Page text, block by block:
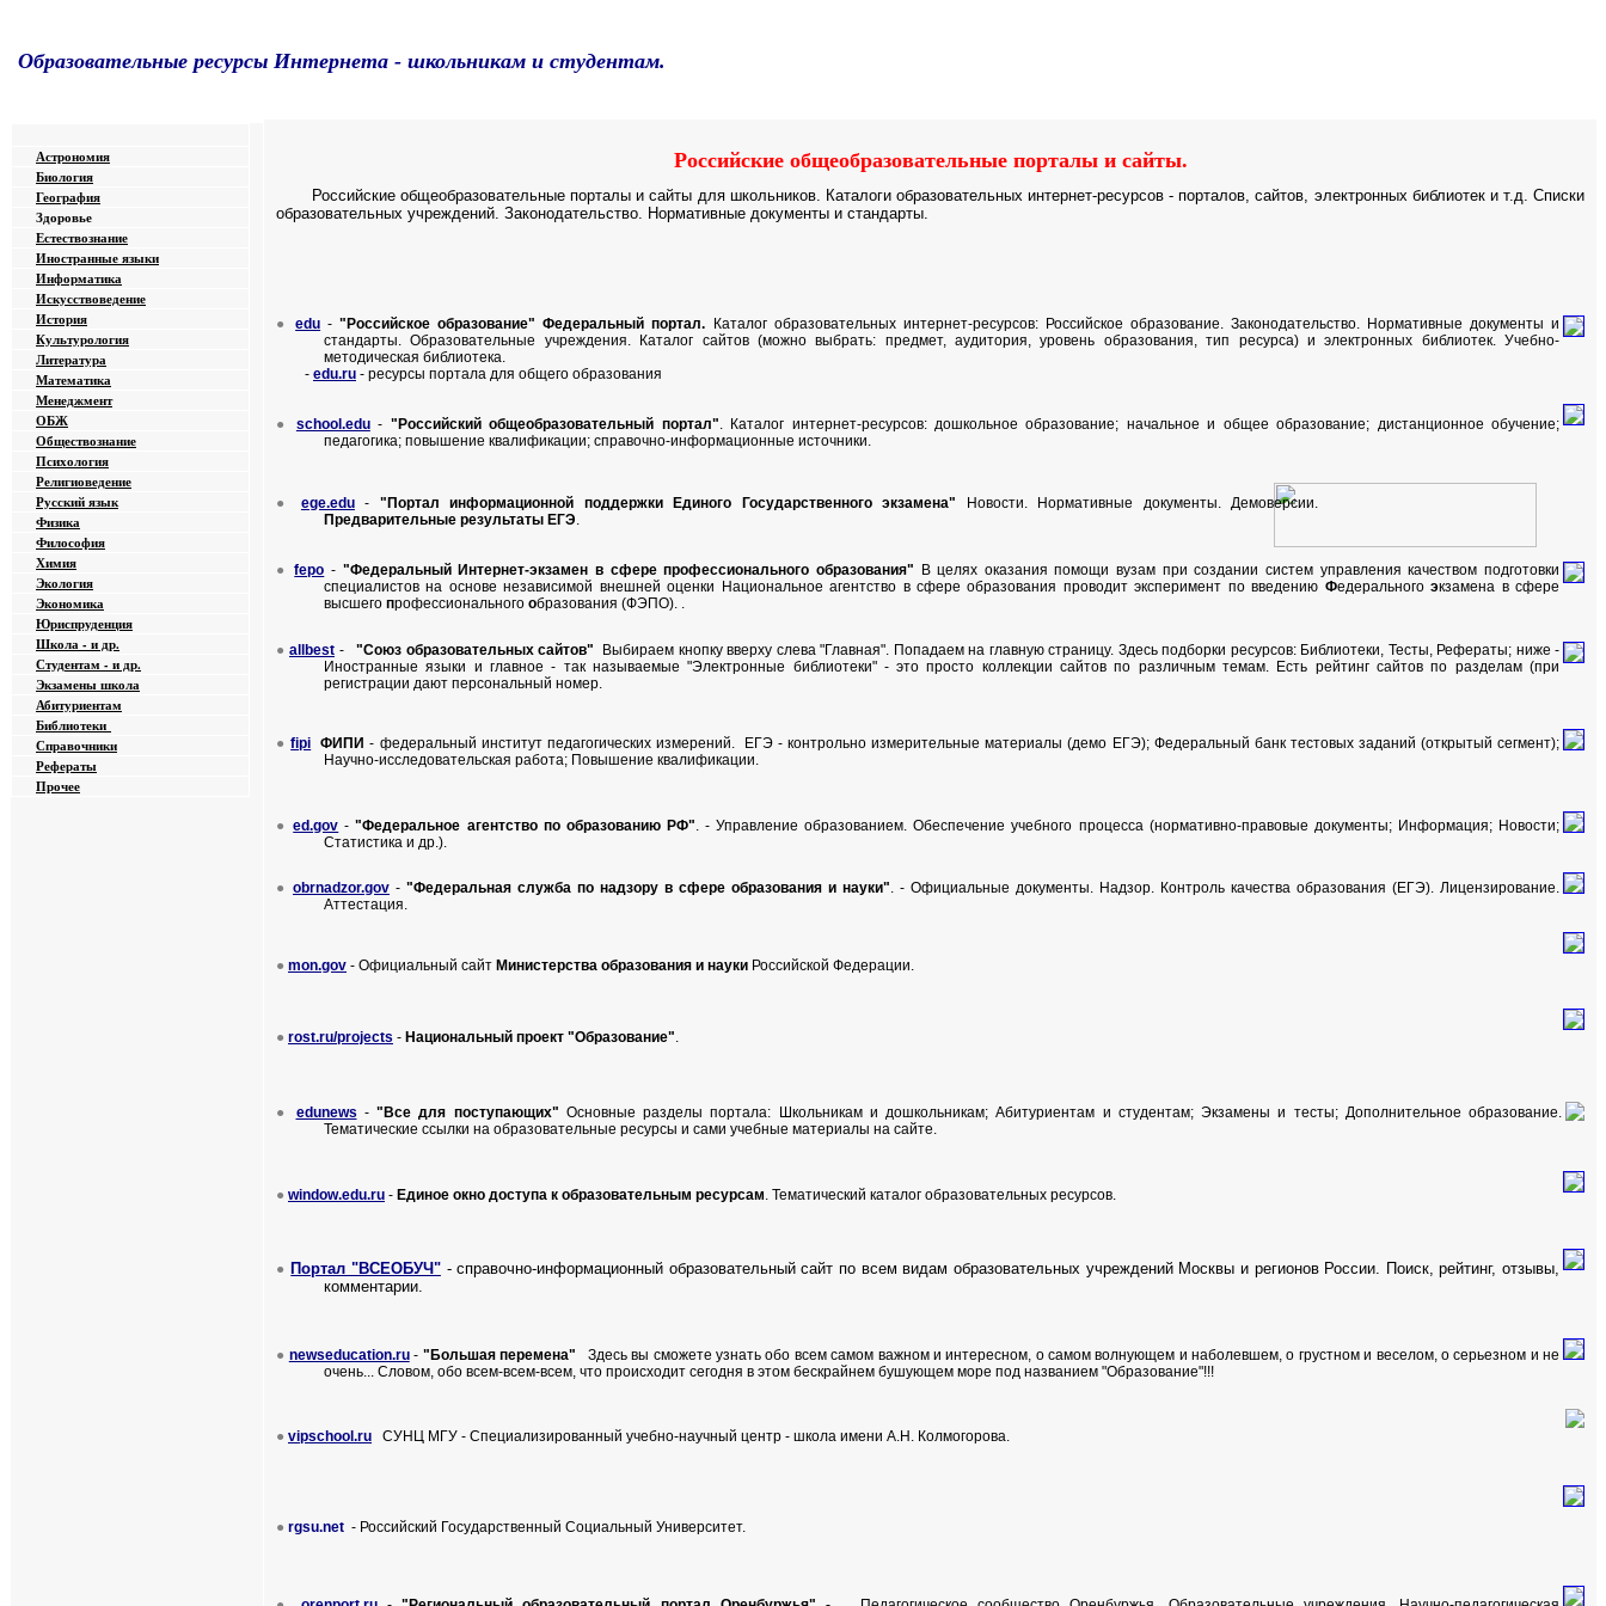
Образовательные ресурсы Интернета - школьникам и студентам.
Российские общеобразовательные порталы и сайты.
Российские общеобразовательные порталы и сайты для школьников. Каталоги образовательных интернет-ресурсов - порталов, сайтов, электронных библиотек и т.д. Списки
образовательных учреждений. Законодательство. Нормативные документы и стандарты.
● edu -"Российское образование" Федеральный портал. Каталог образовательных интернет-ресурсов: Российское образование. Законодательство. Нормативные документы и
стандарты. Образовательные учреждения. Каталог сайтов (можно выбрать: предмет, аудитория, уровень образования, тип ресурса) и электронных библиотек. Учебно-
методическая библиотека.
- edu.ru - ресурсы портала для общего образования
● school.edu- "Российский общеобразовательный портал". Каталог интернет-ресурсов: дошкольное образование; начальное и общее образование; дистанционное обучение;
педагогика; повышение квалификации; справочно-информационные источники.
● ege.edu- "Портал информационной поддержки Единого Государственного экзамена" Новости. Нормативные документы. Демоверсии.
Предварительные результаты ЕГЭ.
●fepo - "Федеральный Интернет-экзамен в сфере профессионального образования" В целях оказания помощи вузам при создании систем управления качеством подготовки
специалистов на основе независимой внешней оценки Национальное агентство в сфере образования проводит эксперимент по введению Федеральногоэкзамена в сфере
высшего профессионального образования (ФЭПО). .
● allbest - "Союз образовательных сайтов" Выбираем кнопку вверху слева "Главная". Попадаем на главную страницу. Здесь подборки ресурсов: Библиотеки, Тесты, Рефераты; ниже -
Иностранные языки и главное - так называемые "Электронные библиотеки" - это просто коллекции сайтов по различным темам. Есть рейтинг сайтов по разделам (при
регистрации дают персональный номер.
●fipi ФИПИ - федеральный институт педагогических измерений. ЕГЭ - контрольно измерительные материалы (демо ЕГЭ); Федеральный банк тестовых заданий (открытый сегмент);
Научно-исследовательская работа; Повышение квалификации.
● ed.gov -"Федеральное агентство по образованию РФ". - Управление образованием. Обеспечение учебного процесса (нормативно-правовые документы; Информация; Новости;
Статистика и др.).
● obrnadzor.gov - "Федеральная служба по надзору в сфере образования и науки". - Официальные документы. Надзор. Контроль качества образования (ЕГЭ). Лицензирование.
Аттестация.
● mon.gov - Официальный сайт Министерства образования и науки Российской Федерации.
● rost.ru/projects - Национальный проект "Образование".
● edunews - "Все для поступающих" Основные разделы портала: Школьникам и дошкольникам; Абитуриентам и студентам; Экзамены и тесты; Дополнительное образование.
Тематические ссылки на образовательные ресурсы и сами учебные материалы на сайте.
● window.edu.ru - Единое окно доступа к образовательным ресурсам. Тематический каталог образовательных ресурсов.
● Портал "ВСЕОБУЧ"- справочно-информационный образовательный сайт по всем видам образовательных учреждений Москвы и регионов России. Поиск, рейтинг, отзывы,
комментарии.
● newseducation.ru - "Большая перемена" Здесь вы сможете узнать обо всем самом важном и интересном, о самом волнующем и наболевшем, о грустном и веселом, о серьезном и не
очень... Словом, обо всем-всем-всем, что происходит сегодня в этом бескрайнем бушующем море под названием "Образование"!!!
● vipschool.ru СУНЦ МГУ - Специализированный учебно-научный центр - школа имени А.Н. Колмогорова.
● rgsu.net - Российский Государственный Социальный Университет.
Астрономия
Биология
География
Здоровье
Естествознание
Иностранные языки
Информатика
Искусствоведение
История
Культурология
Литература
Математика
Менеджмент
ОБЖ
Обществознание
Психология
Религиоведение
Русский язык
Физика
Философия
Химия
Экология
Экономика
Юриспруденция
Школа - и др.
Студентам - и др.
Экзаменышкола
Абитуриентам
Библиотеки
Справочники
Рефераты
Прочее